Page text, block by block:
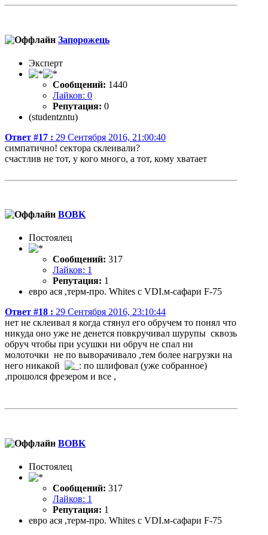
Запорожець
Эксперт
Сообщений: 1440
Лайков: 0
Репутация: 0
(studentzntu)
Ответ #17 : 29 Сентября 2016, 21:00:40
симпатично! сектора склеивали?
счастлив не тот, у кого много, а тот, кому хватает
BOBK
Постоялец
Сообщений: 317
Лайков: 1
Репутация: 1
евро ася ,терм-про. Whites c VDI.м-сафари F-75
Ответ #18 : 29 Сентября 2016, 23:10:44
нет не склеивал я когда стянул его обручем то понял что
никуда оно уже не денется повкручивал шурупы сквозь
обруч чтобы при усушки ни обруч не спал ни
молоточки не по выворачивало ,тем более нагрузки на
него никакой
по шлифовал (уже собранное)
,прошолся фрезером и все ,
BOBK
Постоялец
Сообщений: 317
Лайков: 1
Репутация: 1
евро ася ,терм-про. Whites c VDI.м-сафари F-75